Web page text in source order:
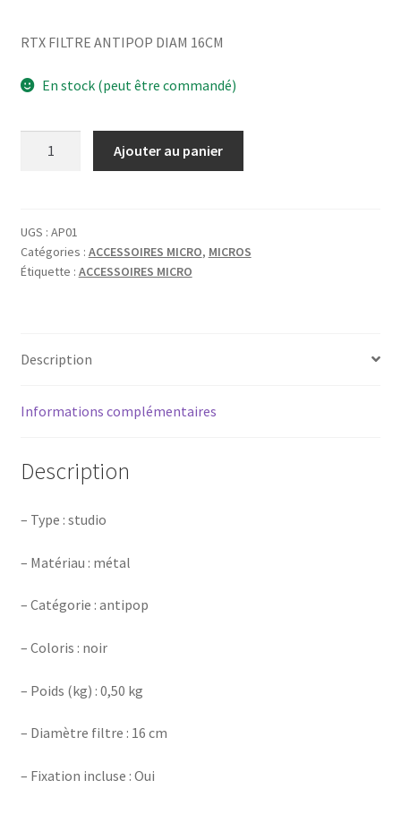
RTX FILTRE ANTIPOP DIAM 16CM
En stock (peut être commandé)
ANTIPOP
DIAM
16CM
Ajouter au panier
UGS : AP01
Catégories : ACCESSOIRES MICRO, MICROS
Étiquette : ACCESSOIRES MICRO
Description
Informations complémentaires
Description
– Type : studio
– Matériau : métal
– Catégorie : antipop
– Coloris : noir
– Poids (kg) : 0,50 kg
– Diamètre filtre : 16 cm
– Fixation incluse : Oui